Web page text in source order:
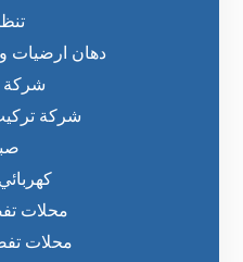
دهان ارضيات
شركة
شركة
محلات
محلات